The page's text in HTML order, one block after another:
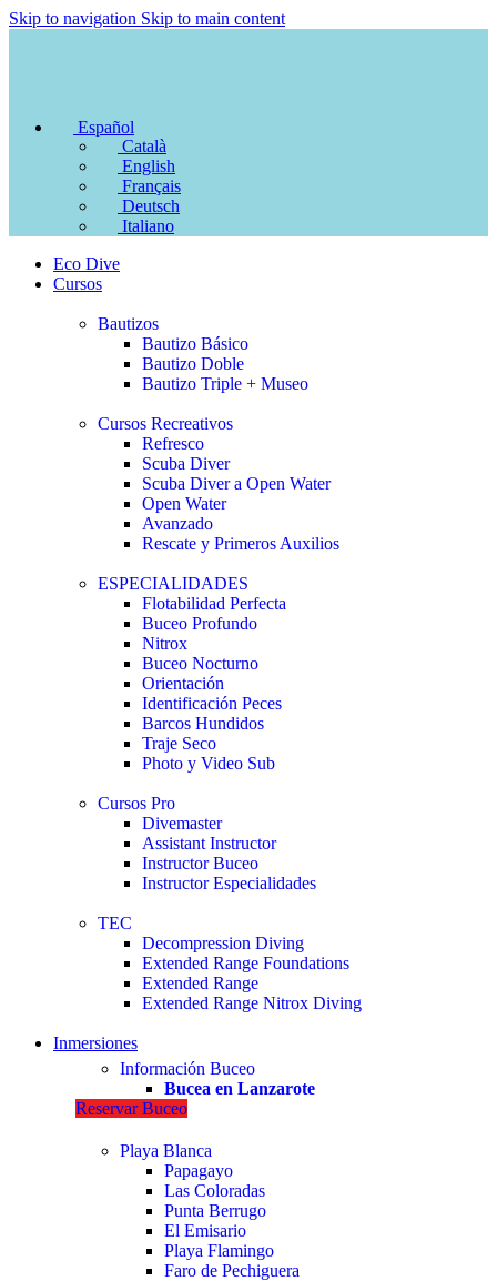
Skip to navigation Skip to main content
Español
Català
English
Français
Deutsch
Italiano
Eco Dive
Cursos
Bautizos
Bautizo Básico
Bautizo Doble
Bautizo Triple + Museo
Cursos Recreativos
Refresco
Scuba Diver
Scuba Diver a Open Water
Open Water
Avanzado
Rescate y Primeros Auxilios
ESPECIALIDADES
Flotabilidad Perfecta
Buceo Profundo
Nitrox
Buceo Nocturno
Orientación
Identificación Peces
Barcos Hundidos
Traje Seco
Photo y Video Sub
Cursos Pro
Divemaster
Assistant Instructor
Instructor Buceo
Instructor Especialidades
TEC
Decompression Diving
Extended Range Foundations
Extended Range
Extended Range Nitrox Diving
Inmersiones
Información Buceo
Bucea en Lanzarote
Reservar Buceo
Playa Blanca
Papagayo
Las Coloradas
Punta Berrugo
El Emisario
Playa Flamingo
Faro de Pechiguera